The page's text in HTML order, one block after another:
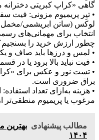
گاهی «کراپ کبریتی
• تیِر پریمیوم مزونی: فیت
لوکس (ساتن ابریشمی/مخمل
انتخاب برای مهمانی‌های
چطور ارزش خرید را
• لمس و درزها باید صاف و
• فیت نباید بالا برود یا در
• تست نور و عکس برای
براق ضروری است.
• هزینه به‌ازای تعداد
مرغوب یا پریمیوم
مطالب پیشنهادی بهترین
۱۴۰۴